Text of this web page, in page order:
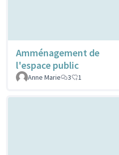
Amménagement de
l'espace public
Anne Marie
3 1